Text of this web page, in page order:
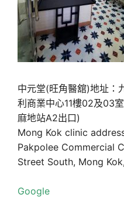
中元堂(旺角醫舘)地址：
利商業中心11樓02及03
麻地站A2出口)
Mong Kok clinic
Pakpolee Commercial
Street South, Mong
Google